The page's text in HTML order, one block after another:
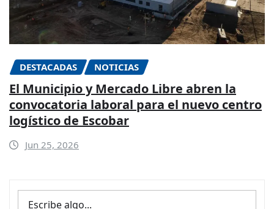
DESTACADAS NOTICIAS
El Municipio y Mercado Libre abren la
convocatoria laboral para el nuevo centro
logístico de Escobar
Jun 25, 2026
BUSCAR